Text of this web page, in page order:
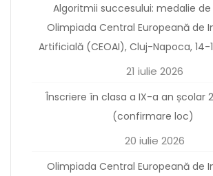
Algoritmii succesului: medalie
Olimpiada Central Europeană de
Artificială (CEOAI), Cluj-Napoca, 14-
21 iulie 2026
Înscriere în clasa a IX-a an școlar
(confirmare loc)
20 iulie 2026
Olimpiada Central Europeană de